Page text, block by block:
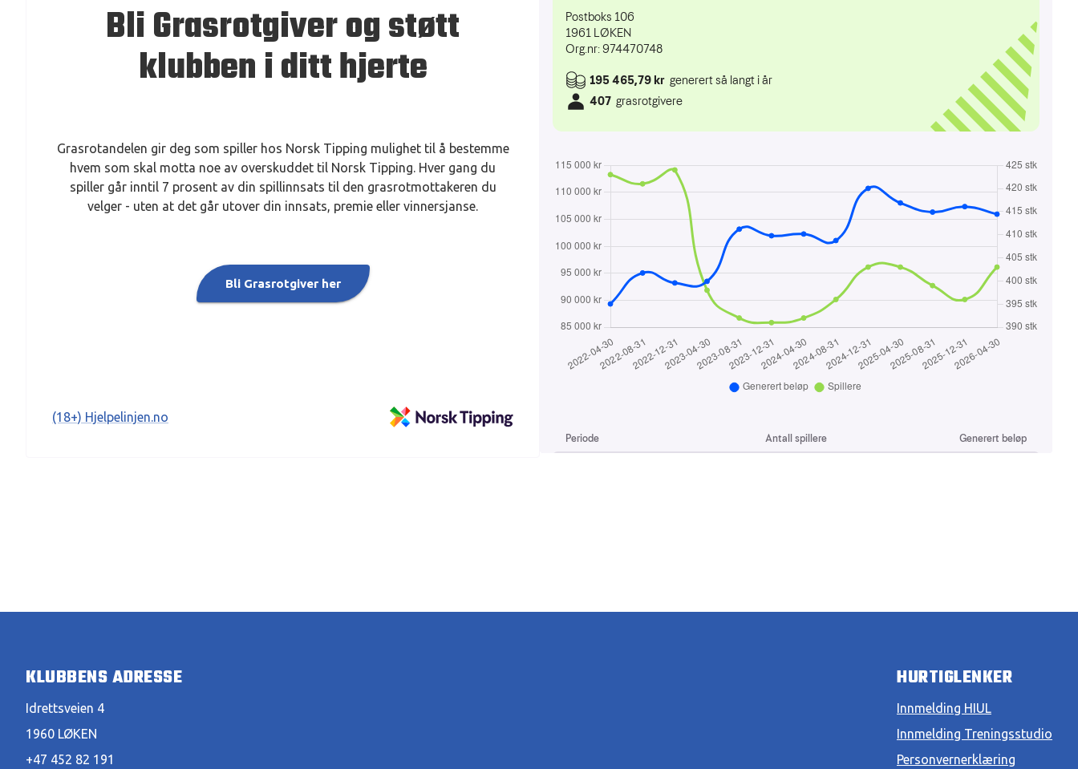
Bli Grasrotgiver og støtt
klubben i ditt hjerte
Grasrotandelen gir deg som spiller hos Norsk Tipping mulighet til å bestemme
hvem som skal motta noe av overskuddet til Norsk Tipping. Hver gang du
spiller går inntil 7 prosent av din spillinnsats til den grasrotmottakeren du
velger - uten at det går utover din innsats, premie eller vinnersjanse.
Bli Grasrotgiver her
(18+) Hjelpelinjen.no
KLUBBENS ADRESSE
Idrettsveien 4
1960 LØKEN
+47 452 82 191
HURTIGLENKER
Innmelding HIUL
Innmelding Treningsstudio
Personvernerklæring